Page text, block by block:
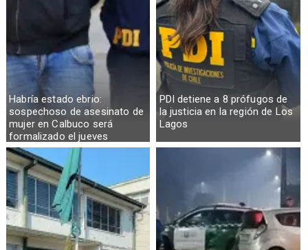
Habría estado ebrio:
sospechoso de asesinato de
mujer en Calbuco será
formalizado el jueves
PDI detiene a 8 prófugos de
la justicia en la región de Los
Lagos